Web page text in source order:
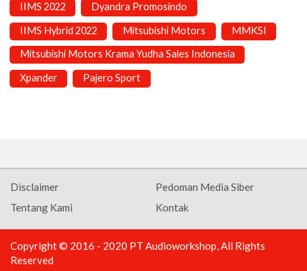
IIMS 2022 Dyandra Promosindo
IIMS Hybrid 2022 Mitsubishi Motors MMKSI
Mitsubishi Motors Krama Yudha Sales Indonesia
Xpander Pajero Sport
Disclaimer
Tentang Kami
Pedoman Media Siber
Kontak
Copyright © 2016 - 2020 PT Audioworkshop, All Rights
Reserved